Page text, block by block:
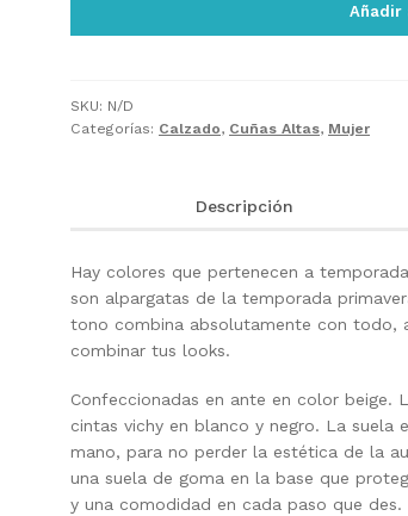
Añadir
SKU: N/D
Categorías: Calzado, Cuñas Altas, Mujer
Descripción
Hay colores que pertenecen a
son alpargatas de la temporada
tono combina absolutamente con todo,
combinar tus looks.
Confeccionadas en ante en color beige.
cintas vichy en blanco y negro. La
mano, para no perder la estética de la
una suela de goma en la base que
y una comodidad en cada paso que des.